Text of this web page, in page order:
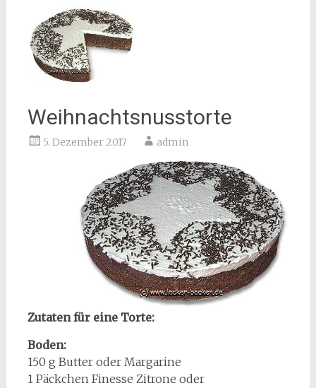
Weihnachtsnusstorte
5. Dezember 2017 admin
Zutaten für eine Torte:
Boden:
150 g Butter oder Margarine
1 Päckchen Finesse Zitrone oder